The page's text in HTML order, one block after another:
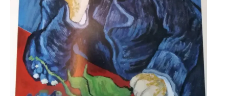
PRIETENI DIN BREASLA
Filme-Carti.ro